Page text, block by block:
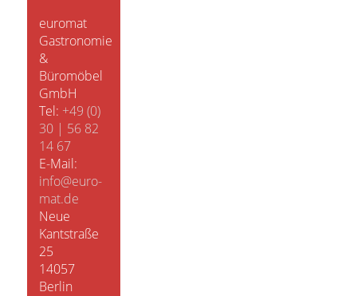
euromat
Gastronomie
&
Büromöbel
GmbH
Tel: +49 (0)
30 | 56 82
14 67
E-Mail:
info@euro-
mat.de
Neue
Kantstraße
25
14057
Berlin